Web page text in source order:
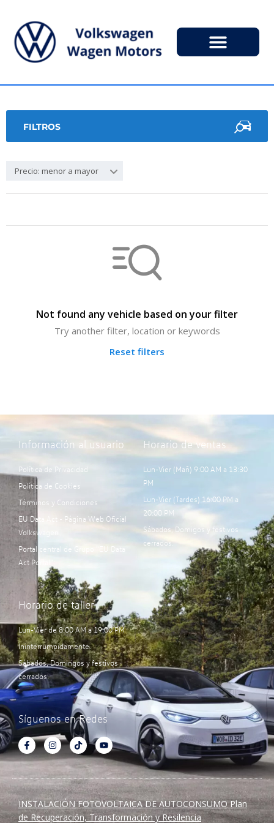
FILTROS
Precio: menor a mayor
Not found any vehicle based on your filter
Try another filter, location or keywords
Reset filters
Información al usuario
Política de Privacidad
Política de Cookies
Términos y Condiciones
EU Data Act - Página Web Oficial
Volkswagen
Portal central de Grupo “EU Data
Act Portal”:
Horario de ventas
Lun-Vier (Mañ) 9:00 AM a 13:30
PM
Lun-Vier (Tardes) 16:00 PM a
20:00 PM
Sábados, Domigos y festivos
cerrados.
Horario de taller
Lun-Vier de 8:00 AM a 19:00 PM
Ininterrumpidamente.
Sábados, Domingos y festivos
cerrados.
Síguenos en Redes
INSTALACIÓN FOTOVOLTAICA DE AUTOCONSUMO Plan
de Recuperación, Transformación y Resilencia